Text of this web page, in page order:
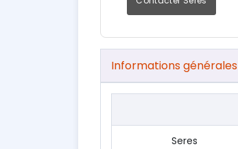
Informations générales
Seres